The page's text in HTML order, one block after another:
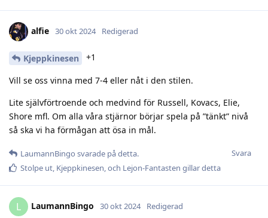
alfie 30 okt 2024 Redigerad
Kjeppkinesen +1
Vill se oss vinna med 7-4 eller nåt i den stilen.
Lite självförtroende och medvind för Russell, Kovacs, Elie,
Shore mfl. Om alla våra stjärnor börjar spela på ”tänkt” nivå
så ska vi ha förmågan att ösa in mål.
Svara
LaumannBingo svarade på detta.
Stolpe ut, Kjeppkinesen, och Lejon-Fantasten gillar detta
L LaumannBingo 30 okt 2024 Redigerad